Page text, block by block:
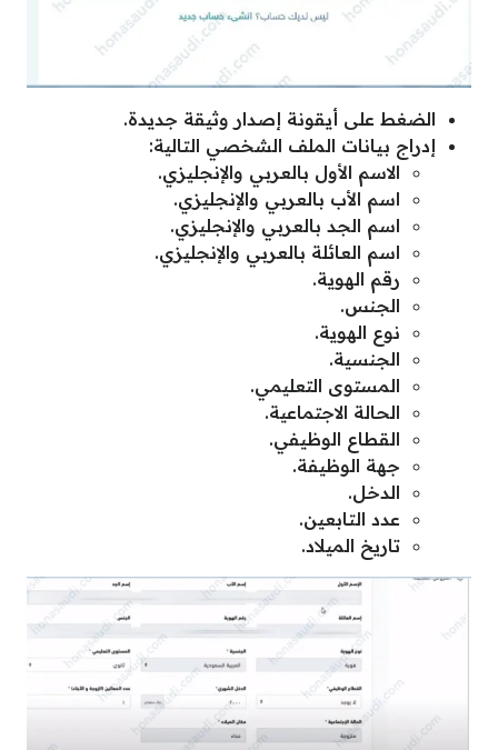
الضغط على أيقونة إصدار وثيقة جديدة.
إدراج بيانات الملف الشخصي التالية:
الاسم الأول بالعربي والإنجليزي.
اسم الأب بالعربي والإنجليزي.
اسم الجد بالعربي والإنجليزي.
اسم العائلة بالعربي والإنجليزي.
رقم الهوية.
الجنس.
نوع الهوية.
الجنسية.
المستوى التعليمي.
الحالة الاجتماعية.
القطاع الوظيفي.
جهة الوظيفة.
الدخل.
عدد التابعين.
تاريخ الميلاد.